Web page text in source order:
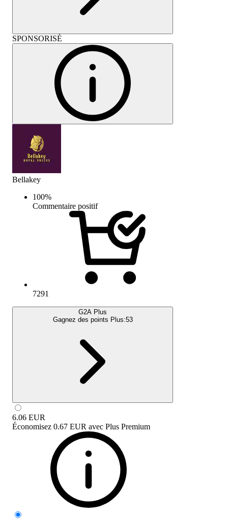
SPONSORISÉ
Bellakey
100%
Commentaire positif
7291
G2A Plus
Gagnez des points Plus:53
6.06 EUR
Économisez 0.67 EUR avec Plus Premium